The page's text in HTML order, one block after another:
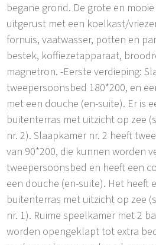
begane grond. De grote en
uitgerust met een koelkast/
fornuis, vaatwasser, potten en
bestek, koffiezetapparaat,
magnetron. -Eerste verdieping:
tweepersoonsbed 180*200, en
met een douche (en-suite). Er is
buitenterras met uitzicht op zee
nr. 2). Slaapkamer nr. 2 heeft
van 90*200, die kunnen worden
tweepersoonsbed en heeft een
een douche (en-suite). Het heeft
buitenterras met uitzicht op zee
nr. 1). Ruime speelkamer met 2
worden opengeklapt tot extra